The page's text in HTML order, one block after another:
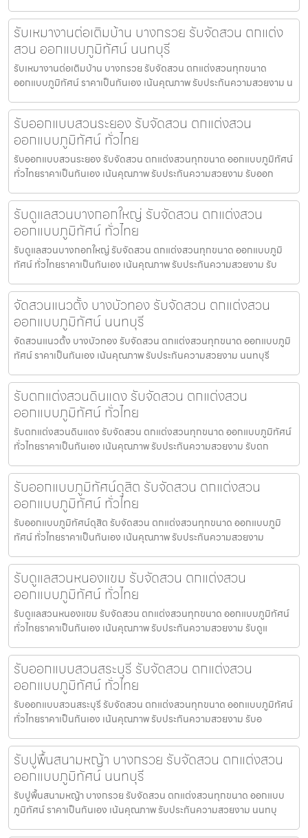
รับเหมางานต่อเติมบ้าน บางกรวย รับจัดสวน ตกแต่ง
สวน ออกแบบภูมิทัศน์ นนทบุรี
รับเหมางานต่อเติมบ้าน บางกรวย รับจัดสวน ตกแต่งสวนทุกขนาด
ออกแบบภูมิทัศน์ ราคาเป็นกันเอง เน้นคุณภาพ รับประกันความสวยงาม น
รับออกแบบสวนระยอง รับจัดสวน ตกแต่งสวน
ออกแบบภูมิทัศน์ ทั่วไทย
รับออกแบบสวนระยอง รับจัดสวน ตกแต่งสวนทุกขนาด ออกแบบภูมิทัศน์
ทั่วไทยราคาเป็นกันเอง เน้นคุณภาพ รับประกันความสวยงาม รับออก
รับดูแลสวนบางกอกใหญ่ รับจัดสวน ตกแต่งสวน
ออกแบบภูมิทัศน์ ทั่วไทย
รับดูแลสวนบางกอกใหญ่ รับจัดสวน ตกแต่งสวนทุกขนาด ออกแบบภูมิ
ทัศน์ ทั่วไทยราคาเป็นกันเอง เน้นคุณภาพ รับประกันความสวยงาม รับ
จัดสวนแนวตั้ง บางบัวทอง รับจัดสวน ตกแต่งสวน
ออกแบบภูมิทัศน์ นนทบุรี
จัดสวนแนวตั้ง บางบัวทอง รับจัดสวน ตกแต่งสวนทุกขนาด ออกแบบภูมิ
ทัศน์ ราคาเป็นกันเอง เน้นคุณภาพ รับประกันความสวยงาม นนทบุรี
รับตกแต่งสวนดินแดง รับจัดสวน ตกแต่งสวน
ออกแบบภูมิทัศน์ ทั่วไทย
รับตกแต่งสวนดินแดง รับจัดสวน ตกแต่งสวนทุกขนาด ออกแบบภูมิทัศน์
ทั่วไทยราคาเป็นกันเอง เน้นคุณภาพ รับประกันความสวยงาม รับตก
รับออกแบบภูมิทัศน์ดุสิต รับจัดสวน ตกแต่งสวน
ออกแบบภูมิทัศน์ ทั่วไทย
รับออกแบบภูมิทัศน์ดุสิต รับจัดสวน ตกแต่งสวนทุกขนาด ออกแบบภูมิ
ทัศน์ ทั่วไทยราคาเป็นกันเอง เน้นคุณภาพ รับประกันความสวยงาม
รับดูแลสวนหนองแขม รับจัดสวน ตกแต่งสวน
ออกแบบภูมิทัศน์ ทั่วไทย
รับดูแลสวนหนองแขม รับจัดสวน ตกแต่งสวนทุกขนาด ออกแบบภูมิทัศน์
ทั่วไทยราคาเป็นกันเอง เน้นคุณภาพ รับประกันความสวยงาม รับดูแ
รับออกแบบสวนสระบุรี รับจัดสวน ตกแต่งสวน
ออกแบบภูมิทัศน์ ทั่วไทย
รับออกแบบสวนสระบุรี รับจัดสวน ตกแต่งสวนทุกขนาด ออกแบบภูมิทัศน์
ทั่วไทยราคาเป็นกันเอง เน้นคุณภาพ รับประกันความสวยงาม รับอ
รับปูพื้นสนามหญ้า บางกรวย รับจัดสวน ตกแต่งสวน
ออกแบบภูมิทัศน์ นนทบุรี
รับปูพื้นสนามหญ้า บางกรวย รับจัดสวน ตกแต่งสวนทุกขนาด ออกแบบ
ภูมิทัศน์ ราคาเป็นกันเอง เน้นคุณภาพ รับประกันความสวยงาม นนทบุ